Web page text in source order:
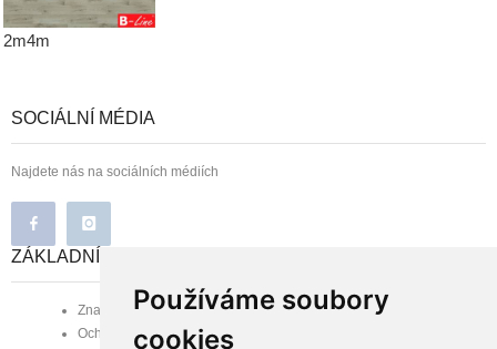
Používáme soubory
cookies
2m4m
SOCIÁLNÍ MÉDIA
Najdete nás na sociálních médiích
ZÁKLADNÍ INFORMACE
Značka B-line
Ochrana osobních údajů